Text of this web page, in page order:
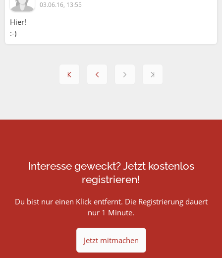
03.06.16, 13:55
Hier!
:-)
Interesse geweckt? Jetzt kostenlos
registrieren!
Du bist nur einen Klick entfernt. Die Registrierung dauert
nur 1 Minute.
Jetzt mitmachen